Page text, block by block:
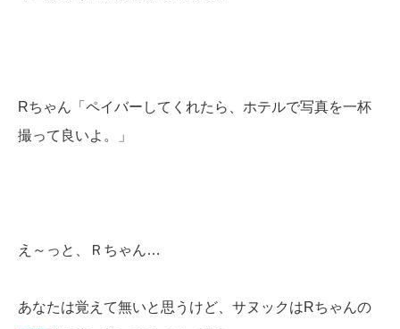
Rちゃん「ペイバーしてくれたら、ホテルで写真を一杯
撮って良いよ。」
え～っと、Ｒちゃん…
あなたは覚えて無いと思うけど、サヌックはRちゃんの